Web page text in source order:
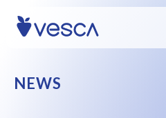
NEWS